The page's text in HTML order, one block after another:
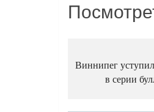
Виннипег
в серии